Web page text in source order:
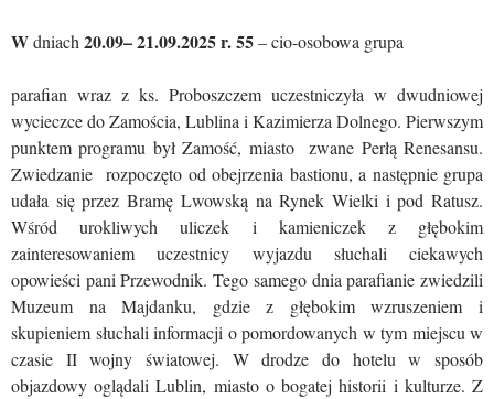
Wdniach 20.09– 21.09.2025 r. 55– cio-osobowa grupa
parafian wraz z ks. Proboszczem uczestniczyła w dwudniowej
wycieczce do Zamościa, Lublina i Kazimierza Dolnego. Pierwszym
punktem programu był Zamość, miasto zwane Perłą Renesansu.
Zwiedzanie rozpoczęto od obejrzenia bastionu, a następnie grupa
udała się przez Bramę Lwowską na Rynek Wielki i pod Ratusz.
Wśród urokliwych uliczek i kamieniczek z głębokim
zainteresowaniem uczestnicy wyjazdu słuchali ciekawych
opowieści pani Przewodnik. Tego samego dnia parafianie zwiedzili
Muzeum na Majdanku, gdzie z głębokim wzruszeniem i
skupieniem słuchali informacji o pomordowanych w tym miejscu w
czasie II wojny światowej. W drodze do hotelu w sposób
objazdowy oglądali Lublin, miasto o bogatej historii i kulturze. Z